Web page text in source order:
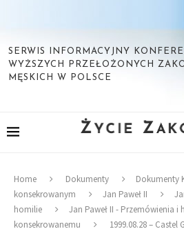
SERWIS INFORMACYJNY
WYŻSZYCH PRZEŁOŻONYCH
MĘSKICH W POLSCE
Home Dokumenty
Dokumenty
konsekrowanym
Jan Paweł II
homilie
Jan Paweł II - Przemówienia
konsekrowanemu
1999.08.28 – Castel